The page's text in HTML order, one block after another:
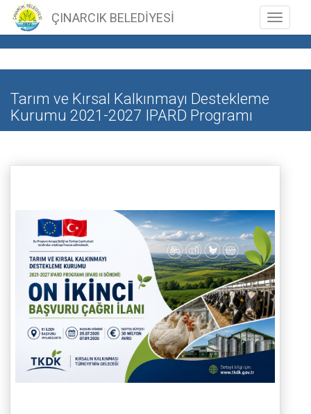
Toggle
ÇINARCIK BELEDİYESİ
Tarım ve Kırsal Kalkınmayı Destekleme
Kurumu 2021-2027 IPARD Programı